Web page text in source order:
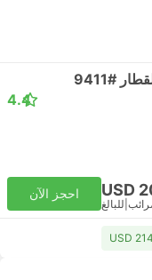
4.4
USD
للبالغ
احجز الآن